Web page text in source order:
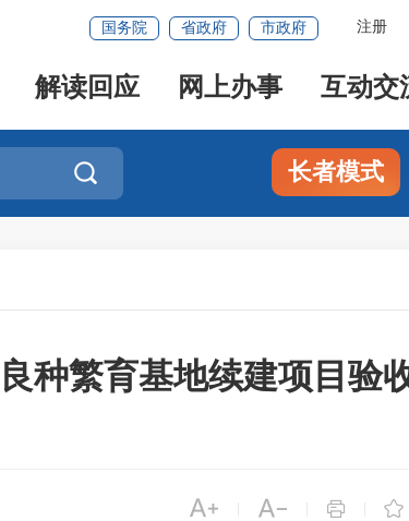
注册
国务院 省政府 市政府
解读回应 网上办事 互动交
 长者模式
种繁育基地续建项目验
   